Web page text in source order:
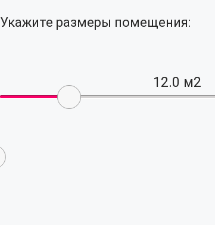
Укажите размеры помещения:
12.0 м2